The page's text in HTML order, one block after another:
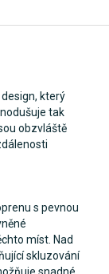
který
tak
obzvláště
s pevnou
míst. Nad
skluzování
snadné